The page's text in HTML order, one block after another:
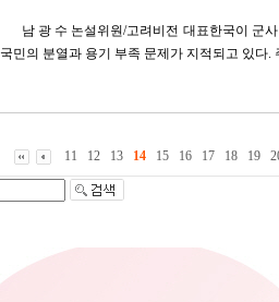
남 광 수 논설위원/고려비전 대표한국이 군
국민의 분열과 용기 부족 문제가 지적되고 있다.
11 12 13 14 15 16 17 18 19